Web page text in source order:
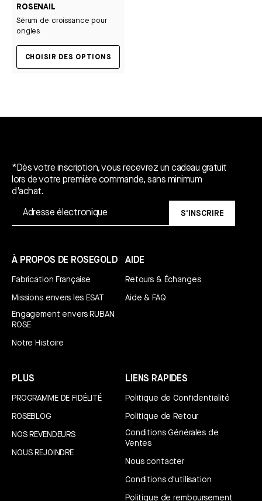
ROSENAIL
Sérum de croissance pour
ongles
CHOISIR DES OPTIONS
*Dès votre inscription, vous recevrez un cadeau gratuit
lors de votre première commande, sans minimum
d'achat.
S'INSCRIRE
À PROPOS DE ROSEGOLD
Fabrication Française
Missions envers les ESAT
Engagement envers RUBAN
ROSE
Notre Histoire
AIDE
Retours & Échanges
Aide & FAQ
PLUS
PROGRAMME DE FIDÉLITÉ
ROSEBLOG
NOS REVENDEURS
NOUS REJOINDRE
LIENS RAPIDES
Politique de Confidentialité
Politique de Retour
Conditions Générales de
Ventes
Nous contacter
Conditions d'utilisation
Politique de remboursement